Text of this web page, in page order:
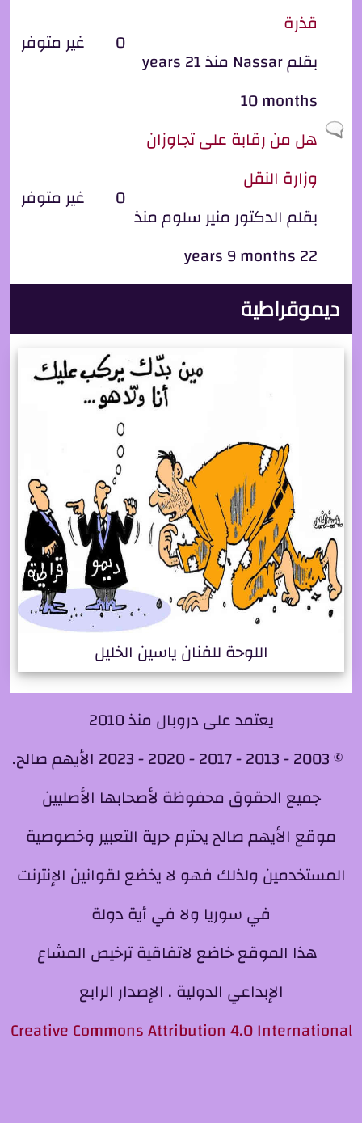
قذرة
بقلمNassar
منذ 21 years
10 months
0 غير متوفر
موضوع عادي
هل من رقابة على تجاوزان
وزارة النقل
بقلمالدكتور منير سلوممنذ
22 years 9 months
0 غير متوفر
ديموقراطية
اللوحة للفنان ياسين الخليل
يعتمد على دروبال منذ 2010
© 2003 - 2013 - 2017 - 2020 - 2023 الأيهم صالح.
جميع الحقوق محفوظة لأصحابها الأصليين
موقع الأيهم صالح يحترم حرية التعبير وخصوصية
المستخدمين ولذلك فهو لا يخضع لقوانين الإنترنت
في سوريا ولا في أية دولة
هذا الموقع خاضع لاتفاقية ترخيص المشاع
الإبداعي الدولية . الإصدار الرابع
Creative Commons Attribution 4.0 International